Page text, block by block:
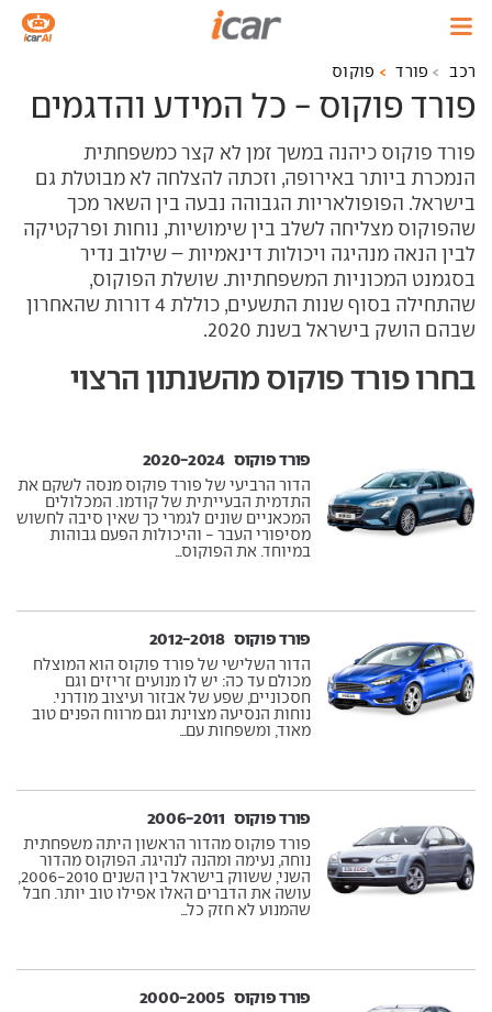
רכב פורד פוקוס
פורד פוקוס - כל המידע והדגמים
פורד פוקוס כיהנה במשך זמן לא קצר כמשפחתית
הנמכרת ביותר באירופה, וזכתה להצלחה לא מבוטלת גם
בישראל. הפופולאריות הגבוהה נבעה בין השאר מכך
שהפוקוס מצליחה לשלב בין שימושיות, נוחות ופרקטיקה
לבין הנאה מנהיגה ויכולות דינאמיות – שילוב נדיר
בסגמנט המכוניות המשפחתיות. שושלת הפוקוס,
שהתחילה בסוף שנות התשעים, כוללת 4 דורות שהאחרון
שבהם הושק בישראל בשנת 2020.
בחרו פורד פוקוס מהשנתון הרצוי
פורד פוקוס ‏ 2020-2024
הדור הרביעי של פורד פוקוס מנסה לשקם את
התדמית הבעייתית של קודמו. המכלולים
המכאניים שונים לגמרי כך שאין סיבה לחשוש
מסיפורי העבר - והיכולות הפעם גבוהות
במיוחד. את הפוקוס...
פורד פוקוס ‏ 2012-2018
הדור השלישי של פורד פוקוס הוא המוצלח
מכולם עד כה: יש לו מנועים זריזים וגם
חסכוניים, שפע של אבזור ועיצוב מודרני.
נוחות הנסיעה מצוינת וגם מרווח הפנים טוב
מאוד, ומשפחות עם...
פורד פוקוס ‏ 2006-2011
פורד פוקוס מהדור הראשון היתה משפחתית
נוחה, נעימה ומהנה לנהיגה. הפוקוס מהדור
השני, ששווק בישראל בין השנים 2006-2010,
עושה את הדברים האלו אפילו טוב יותר. חבל
שהמנוע לא חזק כל...
פורד פוקוס ‏ 2000-2005